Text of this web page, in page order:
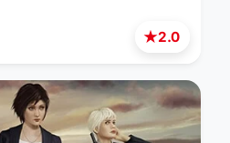
★2.0